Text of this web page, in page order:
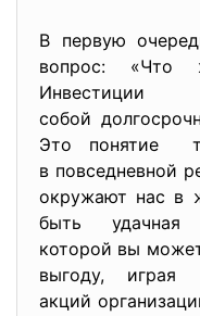
В первую
вопрос: «Что
собой
Это понятие
в повседневной
окружают нас в
быть
которой вы
выгоду,
акций